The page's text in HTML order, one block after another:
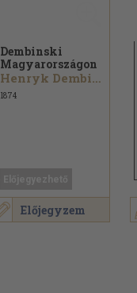
Előjegyzem
Dembinski
Magyarországon
Henryk Dembinski
1874